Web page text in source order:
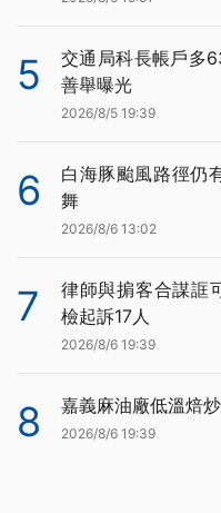
5
交通局科長帳戶多
善舉曝光
2026/8/5 19:39
6
白海豚颱風路徑仍
舞
2026/8/6 13:02
7
律師與掮客合謀誆
檢起訴17人
2026/8/6 19:39
8 嘉義麻油廠低溫焙
2026/8/6 19:39